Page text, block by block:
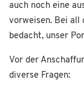
auch noch eine
vorweisen. Bei all
bedacht, unser
Vor der
diverse Fragen: